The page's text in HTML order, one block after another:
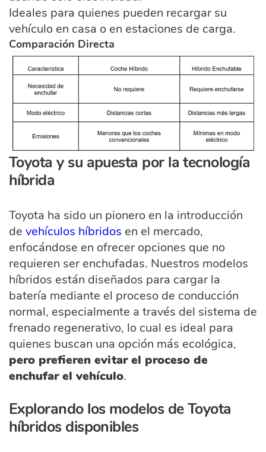
Ideales para quienes pueden recargar su
vehículo en casa o en estaciones de carga.
Comparación Directa
Toyota y su apuesta por la tecnología
híbrida
Toyota ha sido un pionero en la introducción
de vehículos híbridos en el mercado,
enfocándose en ofrecer opciones que no
requieren ser enchufadas. Nuestros modelos
híbridos están diseñados para cargar la
batería mediante el proceso de conducción
normal, especialmente a través del sistema de
frenado regenerativo, lo cual es ideal para
quienes buscan una opción más ecológica,
pero prefieren evitar el proceso de
enchufar el vehículo.
Explorando los modelos de Toyota
híbridos disponibles